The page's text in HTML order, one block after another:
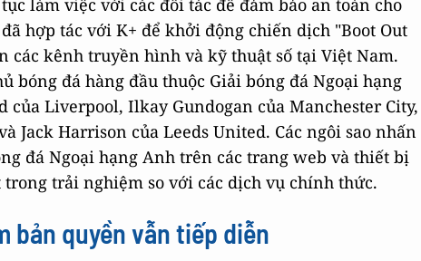
làm việc với các đối tác để đảm bảo an toàn cho
hợp tác với K+ để khởi động chiến dịch "Boot Out
kênh truyền hình và kỹ thuật số tại Việt Nam.
bóng đá hàng đầu thuộc Giải bóng đá Ngoại hạng
Liverpool, Ilkay Gundogan của Manchester City,
Jack Harrison của Leeds United. Các ngôi sao nhấn
đá Ngoại hạng Anh trên các trang web và thiết bị
trải nghiệm so với các dịch vụ chính thức.
bản quyền vẫn tiếp diễn